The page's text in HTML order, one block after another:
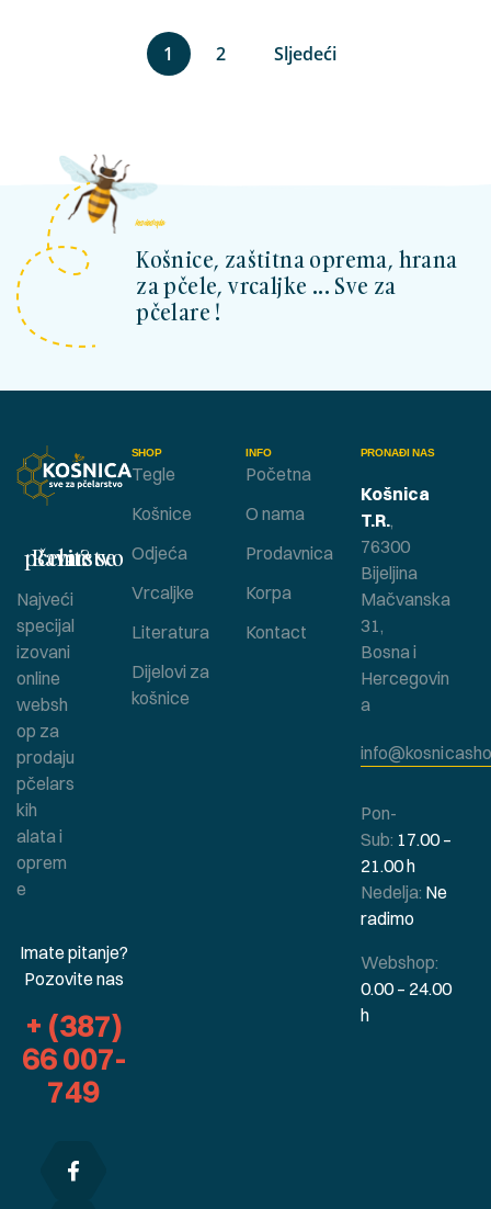
1 2 Sljedeći
kosnicashop.ba
Košnice, zaštitna oprema, hrana
za pčele, vrcaljke ... Sve za
pčelare !
SHOP
Tegle
Košnice
Odjeća
Vrcaljke
Literatura
Dijelovi za
košnice
INFO
Početna
O nama
Prodavnica
Korpa
Kontact
Bavite se pčelarstvom ?
Najveći
specijal
izovani
online
websh
op za
prodaju
pčelars
kih
alata i
oprem
e
Imate pitanje?
Pozovite nas
+ (387)
66 007-
749
PRONAĐI NAS
Košnica
T.R.,
76300
Bijeljina
Mačvanska
31,
Bosna i
Hercegovin
a
Pon-
Sub: 17.00 –
21.00 h
Nedelja: Ne
radimo
Webshop:
0.00 – 24.00
h